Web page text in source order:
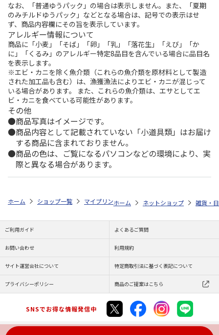
なお、「普通ゆうパック」の場合は表示しません。また、「夏期
のみチルドゆうパック」などとなる場合は、記号での表示はせ
ず、商品内容欄にその旨を表示しています。
アレルギー情報について
商品に「小麦」「そば」「卵」「乳」「落花生」「えび」「か
に」「くるみ」のアレルギー特定8品目を含んでいる場合に品目名
を表示します。
※エビ・カニを除く魚介類（これらの魚介類を原材料として製造
された加工品も含む）は、漁獲漁法によりエビ・カニが混じって
いる場合があります。 また、これらの魚介類は、エサとしてエ
ビ・カニを食べている可能性があります。
その他
商品写真はイメージです。
商品内容として記載されていない「小道具類」はお届け
する商品に含まれておりません。
商品の色は、ご覧になるパソコンなどの環境により、実
際と異なる場合があります。
ホーム ショップ一覧 マイプリント カーステッカー【ミニチュア
ホーム ネットショップ 雑貨・
ご利用ガイド よくあるご質問
お問い合わせ 利用規約
サイト運営会社について 特定商取引法に基づく表記について
プライバシーポリシー 商品のご提案はこちら
SNSでお得な情報発信中